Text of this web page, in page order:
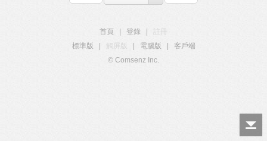
首頁 登錄
標準版
觸屏版 電腦版
客戶端
© Comsenz Inc.